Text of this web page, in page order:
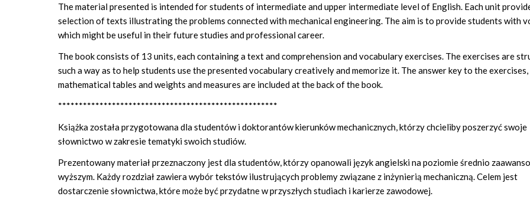
The material presented is intended for students of intermediate and upper intermediate level of English. Each unit
selection of texts illustrating the problems connected with mechanical engineering. The aim is to provide students with
which might be useful in their future studies and professional career.
The book consists of 13 units, each containing a text and comprehension and vocabulary exercises. The exercises are
such a way as to help students use the presented vocabulary creatively and memorize it. The answer key to the exercises,
mathematical tables and weights and measures are included at the back of the book.
*****************************************************
Książka została przygotowana dla studentów i doktorantów kierunków mechanicznych, którzy chcieliby poszerzyć swoje
słownictwo w zakresie tematyki swoich studiów.
Prezentowany materiał przeznaczony jest dla studentów, którzy opanowali język angielski na poziomie średnio
wyższym. Każdy rozdział zawiera wybór tekstów ilustrujących problemy związane z inżynierią mechaniczną. Celem jest
dostarczenie słownictwa, które może być przydatne w przyszłych studiach i karierze zawodowej.